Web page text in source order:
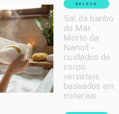
BELEZA
Sal de banho
do Mar
Morto da
Nanoil –
cuidados de
corpo
versáteis
baseados em
minerais